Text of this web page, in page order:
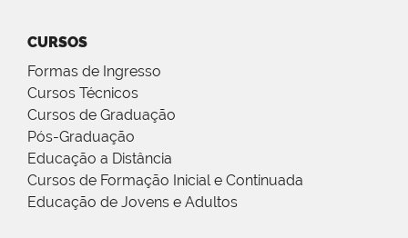
CURSOS
Formas de Ingresso
Cursos Técnicos
Cursos de Graduação
Pós-Graduação
Educação a Distância
Cursos de Formação Inicial e Continuada
Educação de Jovens e Adultos